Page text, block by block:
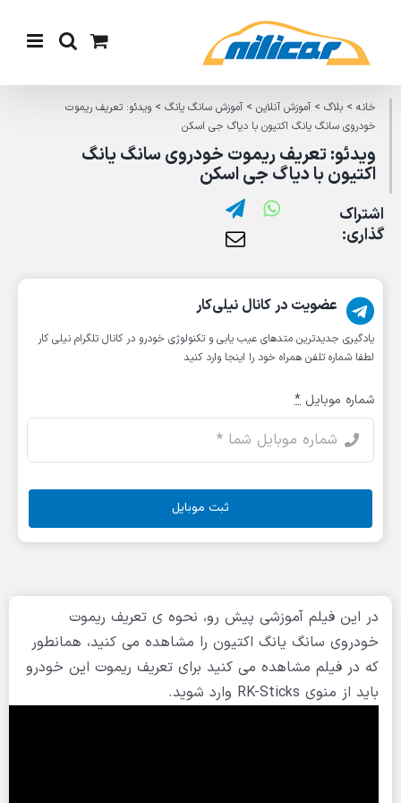
content
خانه> بلاگ> آموزش آنلاین> آموزش سانگ یانگ> ویدئو: تعریف ریموت
خودروی سانگ یانگ اکتیون با دیاگ جی اسکن
ویدئو: تعریف ریموت خودروی سانگ یانگ
اکتیون با دیاگ جی اسکن
اشتراک
گذاری:
در این فیلم آموزشی پیش رو، نحوه ی تعریف ریموت
خودروی سانگ یانگ اکتیون را مشاهده می کنید، همانطور
که در فیلم مشاهده می کنید برای تعریف ریموت این خودرو
باید از منوی RK-Sticks وارد شوید.
عضویت در کانال نیلی‌کار
یادگیری جدیدترین متد‌های عیب یابی‌ و تکنولوژی خودرو در کانال تلگرام نیلی کار
لطفا شماره تلفن همراه خود را اینجا وارد کنید
شماره موبایل *
ثبت موبایل